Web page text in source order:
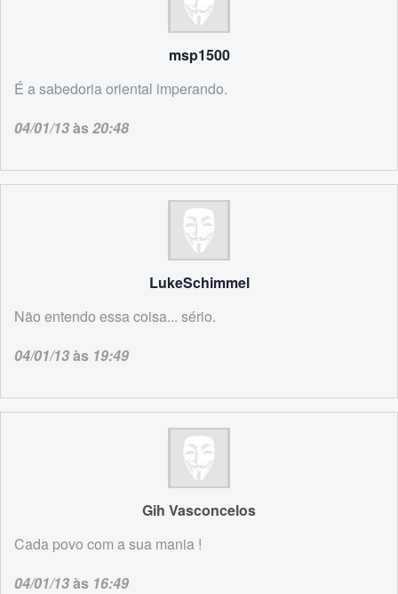
msp1500
É a sabedoria oriental imperando.
04/01/13às20:48
LukeSchimmel
Não entendo essa coisa... sério.
04/01/13às 19:49
Gih Vasconcelos
Cada povo com a sua mania !
04/01/13às 16:49